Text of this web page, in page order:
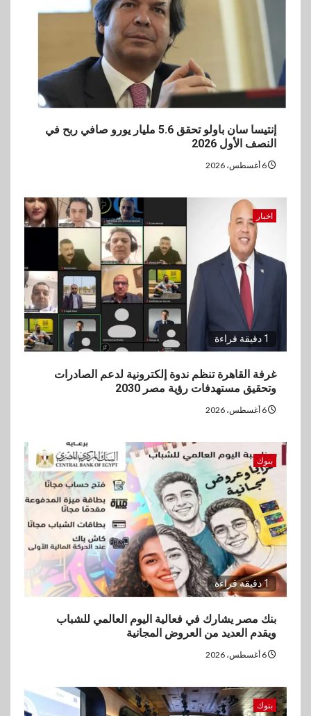
بنوك
بنك مصر يشارك في فعالية اليوم
العالمي للشباب ويقدم العديد من
العروض المجانية
بنوك
بنك QNB مصر يعزز جاهزية
المشروعات الصغيرة والمتوسطة
5 اخبار
فيكسد مصر و”حلول” تتشاركان
في تطوير أول منصة للسياحة
الصحية في مصر والشرق الأوسط
وأفريقيا Tour4Cure
إنتيسا سان باولو تحقق 5.6 مليار يورو صافي ربح في
النصف الأول 2026
اخبار
1 دقيقة قراءة
غرفة القاهرة تنظم ندوة إلكترونية لدعم الصادرات
وتحقيق مستهدفات رؤية مصر 2030
بنوك
1 دقيقة قراءة
بنك مصر يشارك في فعالية اليوم العالمي للشباب
ويقدم العديد من العروض المجانية
بنوك